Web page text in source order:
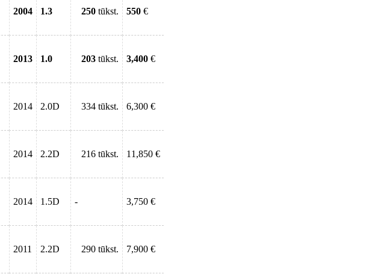
2004 1.3 250 tūkst. 550 €
2013 1.0 203 tūkst. 3,400 €
2014 2.0D 334 tūkst. 6,300 €
2014 2.2D 216 tūkst. 11,850 €
2014 1.5D - 3,750 €
2011 2.2D 290 tūkst. 7,900 €